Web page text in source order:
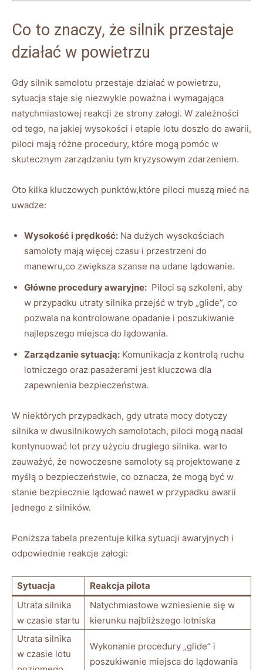
Co to ‌znaczy, ⁢że silnik przestaje
działać w powietrzu
Gdy silnik samolotu przestaje działać w powietrzu,
sytuacja staje się niezwykle ⁣poważna i wymagająca
natychmiastowej reakcji ze strony załogi.‍ W zależności
od tego, na jakiej​ wysokości i​ etapie lotu doszło ‍do awarii,
piloci mają​ różne procedury, które mogą pomóc w
skutecznym zarządzaniu tym kryzysowym zdarzeniem.
Oto kilka kluczowych punktów,które ‌piloci muszą‍ mieć na
uwadze:
Wysokość i prędkość: Na dużych wysokościach
samoloty mają więcej czasu i przestrzeni do
manewru,co zwiększa szanse na udane lądowanie.
Główne procedury awaryjne: ⁤ Piloci‌ są szkoleni, ‌aby
w ​przypadku ⁣utraty silnika przejść w tryb „glide”, co
pozwala ‍na⁣ kontrolowane⁢ opadanie i poszukiwanie
najlepszego miejsca do lądowania.
Zarządzanie sytuacją: Komunikacja z⁤ kontrolą ⁢ruchu
lotniczego oraz pasażerami jest kluczowa dla
zapewnienia bezpieczeństwa.
W niektórych przypadkach, gdy utrata mocy ⁣dotyczy
silnika w​ dwusilnikowych samolotach,​ piloci mogą nadal
kontynuować lot przy użyciu drugiego ⁢silnika. warto
⁣zauważyć, że nowoczesne samoloty są⁤ projektowane z​
myślą o bezpieczeństwie,⁢ co oznacza, ⁤że mogą być w
stanie bezpiecznie lądować nawet w przypadku awarii⁣
jednego z ​silników.
Poniższa tabela prezentuje kilka sytuacji ​awaryjnych i
odpowiednie reakcje załogi:
Sytuacja
Reakcja pilota
Utrata silnika
w czasie startu
Natychmiastowe wzniesienie się w
kierunku najbliższego lotniska
Utrata silnika
w czasie ‌lotu
Wykonanie procedury „glide” i
poszukiwanie miejsca do lądowania